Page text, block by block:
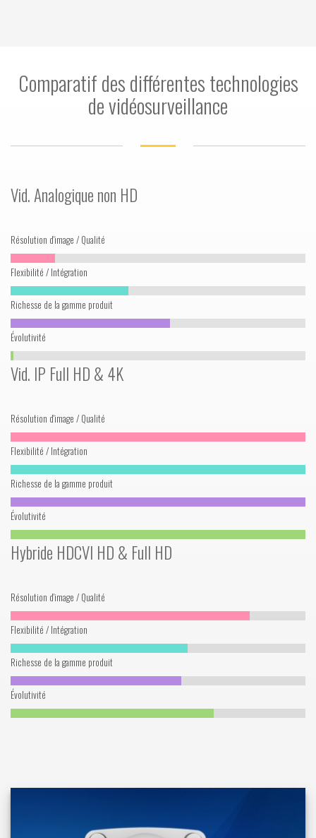
Comparatif des différentes technologies
de vidéosurveillance
Vid. Analogique non HD
Résolution d'image / Qualité
Flexibilité / Intégration
Richesse de la gamme produit
Évolutivité
Vid. IP Full HD & 4K
Résolution d'image / Qualité
Flexibilité / Intégration
Richesse de la gamme produit
Évolutivité
Hybride HDCVI HD & Full HD
Résolution d'image / Qualité
Flexibilité / Intégration
Richesse de la gamme produit
Évolutivité